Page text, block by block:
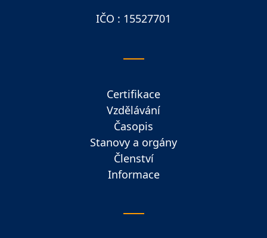
IČO : 15527701
Certifikace
Vzdělávání
Časopis
Stanovy a orgány
Členství
Informace